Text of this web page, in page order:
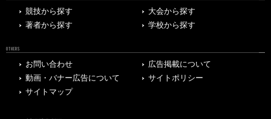
競技から探す
大会から探す
著者から探す
学校から探す
OTHERS
お問い合わせ
広告掲載について
動画・バナー広告について
サイトポリシー
サイトマップ